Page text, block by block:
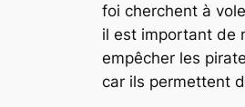
foi cherchent à
il est important de
empêcher les
car ils permettent